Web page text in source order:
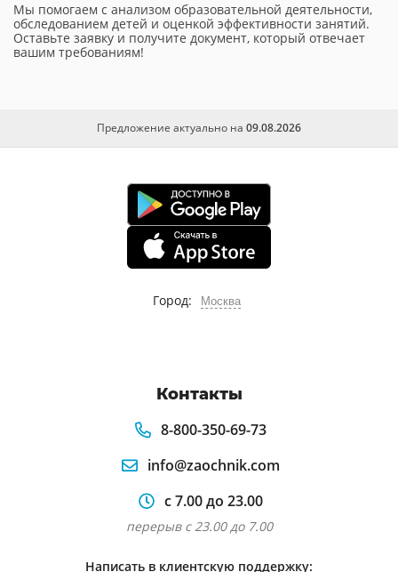
Мы помогаем с анализом образовательной деятельности,
обследованием детей и оценкой эффективности занятий.
Оставьте заявку и получите документ, который отвечает
вашим требованиям!
Предложение актуально на 09.08.2026
Город: Москва
Контакты
8-800-350-69-73
info@zaochnik.com
с 7.00 до 23.00
перерыв с 23.00 до 7.00
Написать в клиентскую поддержку: